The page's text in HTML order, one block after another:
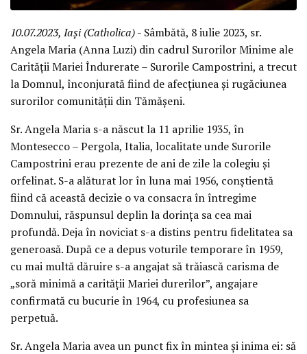
10.07.2023, Iași (Catholica)- Sâmbătă, 8 iulie 2023, sr.
Angela Maria (Anna Luzi) din cadrul Surorilor Minime ale
Carității Mariei Îndurerate – Surorile Campostrini, a trecut
la Domnul, înconjurată fiind de afecțiunea și rugăciunea
surorilor comunității din Tămășeni.
Sr. Angela Maria s-a născut la 11 aprilie 1935, în
Montesecco – Pergola, Italia, localitate unde Surorile
Campostrini erau prezente de ani de zile la colegiu și
orfelinat. S-a alăturat lor în luna mai 1956, conștientă
fiind că această decizie o va consacra în întregime
Domnului, răspunsul deplin la dorința sa cea mai
profundă. Deja în noviciat s-a distins pentru fidelitatea sa
generoasă. După ce a depus voturile temporare în 1959,
cu mai multă dăruire s-a angajat să trăiască carisma de
„soră minimă a carității Mariei durerilor”, angajare
confirmată cu bucurie în 1964, cu profesiunea sa
perpetuă.
Sr. Angela Maria avea un punct fix în mintea și inima ei: să